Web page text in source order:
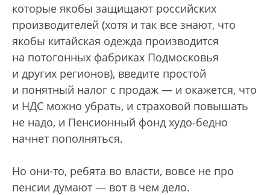
которые якобы защищают российских
производителей (хотя и так все знают, что
якобы китайская одежда производится
на потогонных фабриках Подмосковья
и других регионов), введите простой
и понятный налог с продаж — и окажется, что
и НДС можно убрать, и страховой повышать
не надо, и Пенсионный фонд худо-бедно
начнет пополняться.
Но они-то, ребята во власти, вовсе не про
пенсии думают — вот в чем дело.